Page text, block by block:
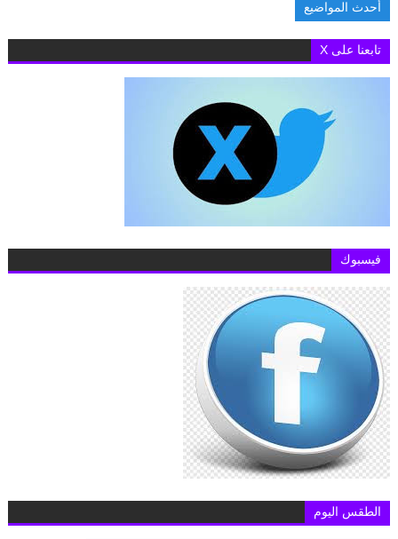
أحدث المواضيع
تابعنا على X
فيسبوك
الطقس اليوم